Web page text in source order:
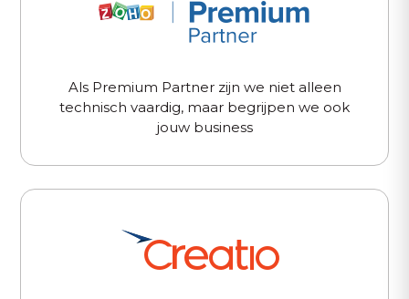
Als Premium Partner zijn we niet alleen
technisch vaardig, maar begrijpen we ook
jouw business